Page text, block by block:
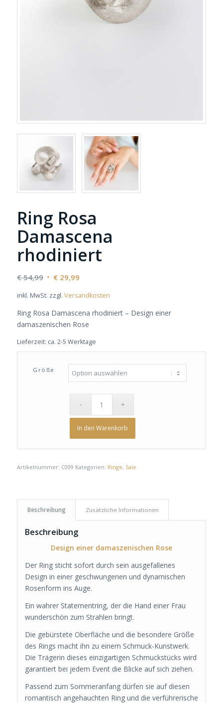
Ring Rosa
Damascena
rhodiniert
€54,99 Ursprünglicher
war:
€ 54,99
€29,99Aktueller
ist:
€ 29,99.
inkl. MwSt. zzgl. Versandkosten
Ring Rosa Damascena rhodiniert – Design einer
damaszenischen Rose
Lieferzeit: ca. 2-5 Werktage
Größe
In den Warenkorb
Artikelnummer: C099 Kategorien: Ringe, Sale
Beschreibung Zusätzliche Informationen
Beschreibung
Design einer damaszenischen Rose
Der Ring sticht sofort durch sein ausgefallenes
Design in einer geschwungenen und dynamischen
Rosenform ins Auge.
Ein wahrer Statementring, der die Hand einer Frau
wunderschön zum Strahlen bringt.
Die gebürstete Oberfläche und die besondere Größe
des Rings macht ihn zu einem Schmuck-Kunstwerk.
Die Trägerin dieses einzigartigen Schmuckstücks wird
garantiert bei jedem Event die Blicke auf sich ziehen.
Passend zum Sommeranfang dürfen sie auf diesen
romantisch angehauchten Ring und die verführerische